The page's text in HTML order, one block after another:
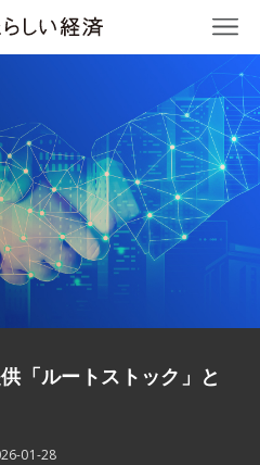
「ルートストック」と
01-28